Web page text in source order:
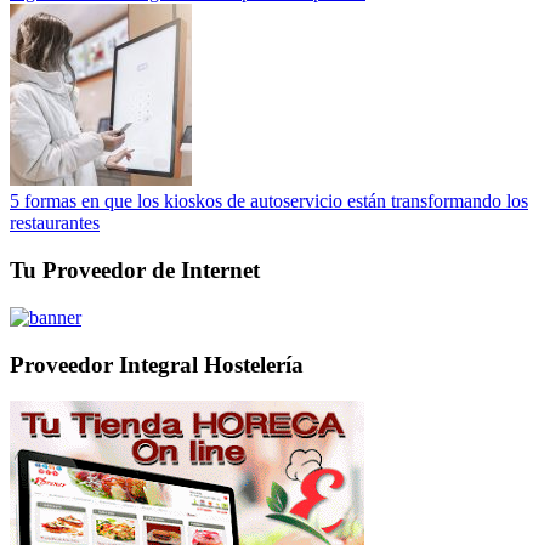
5 formas en que los kioskos de autoservicio están transformando los
restaurantes
Tu Proveedor de Internet
Proveedor Integral Hostelería